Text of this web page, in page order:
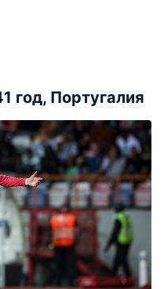
год, Португалия